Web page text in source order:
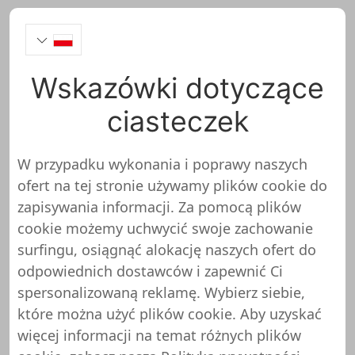
Snowboard Asylum Test
Onlineshop
Oceniliśmy więc onlineshop
Snowboard Asylum
Sprawdzanie sklepu internetowego Shopunera
jest podzielone na niektóre kategorie. Każda
Wskazówki dotyczące
ciasteczek
W przypadku wykonania i poprawy naszych
ofert na tej stronie używamy plików cookie do
zapisywania informacji. Za pomocą plików
cookie możemy uchwycić swoje zachowanie
surfingu, osiągnąć alokację naszych ofert do
odpowiednich dostawców i zapewnić Ci
spersonalizowaną reklamę. Wybierz siebie,
które można użyć plików cookie. Aby uzyskać
więcej informacji na temat różnych plików